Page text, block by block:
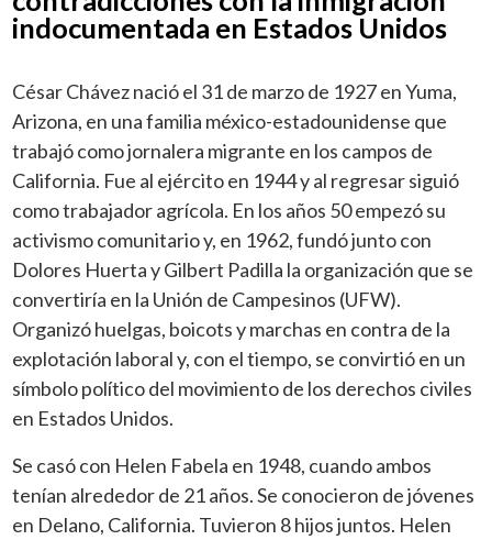
indocumentada en Estados Unidos
César Chávez nació el 31 de marzo de 1927 en Yuma,
Arizona, en una familia méxico-estadounidense que
trabajó como jornalera migrante en los campos de
California. Fue al ejército en 1944 y al regresar siguió
como trabajador agrícola. En los años 50 empezó su
activismo comunitario y, en 1962, fundó junto con
Dolores Huerta y Gilbert Padilla la organización que se
convertiría en la Unión de Campesinos (UFW).
Organizó huelgas, boicots y marchas en contra de la
explotación laboral y, con el tiempo, se convirtió en un
símbolo político del movimiento de los derechos civiles
en Estados Unidos.
Se casó con Helen Fabela en 1948, cuando ambos
tenían alrededor de 21 años. Se conocieron de jóvenes
en Delano, California. Tuvieron 8 hijos juntos. Helen